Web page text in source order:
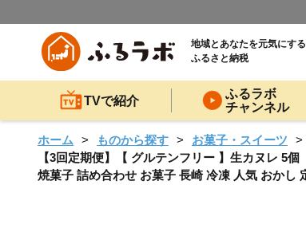
地域とあなたを元気にする
ふるさと納税
TVで紹介
ふるラボ
チャンネル
ホーム ものから探す お菓子・スイーツ
【3回定期便】【 グルテンフリー 】生カヌレ 5
焼菓子 詰め合わせ お菓子 長崎 冷凍 人気 おかし